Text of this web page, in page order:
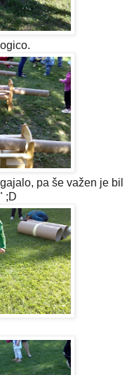
pa še važen je bil
;D